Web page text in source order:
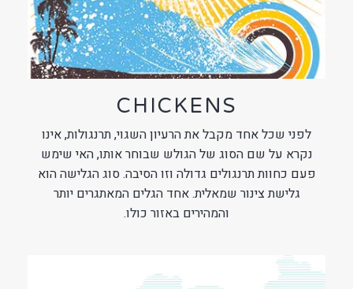
CHICKENS
לפני שכל אחד מקבל את הרעיון השגוי, תרנגולות, אינו
נקרא על שם הסוג של הגולש שבוחר אותו, האי שימש
פעם כחוות תרנגולים גדולה וזו הסיבה. סוג הגלישה הוא
גלישת צינור שמאלית. אחד הגלים המאתגרים יותר
והמהירים באזור כולו.